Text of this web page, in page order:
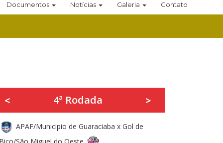
Documentos Notícias Galeria Contato
< 4ª Rodada >
APAF/Municipio de Guaraciaba x Gol de
São Miguel do Oeste